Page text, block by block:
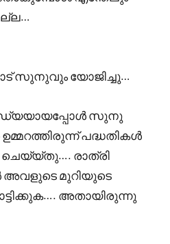
സുനുവും യോജിച്ചു…
സുനു
ഉമ്മറത്തിരുന്ന് പദ്ധതികൾ
രാത്രി
മുറിയുടെ
അതായിരുന്നു